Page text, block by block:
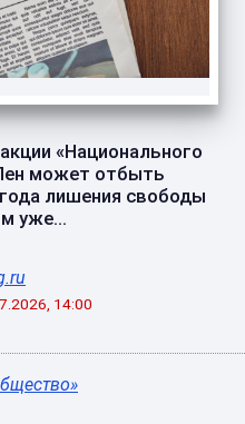
«Национального
может отбыть
лишения свободы
уже...
14:00